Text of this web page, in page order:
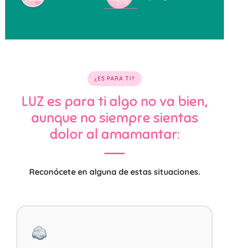
¿ES PARA TI?
LUZ es para ti algo no va bien,
aunque no siempre sientas
dolor al amamantar:
Reconócete en alguna de estas situaciones.